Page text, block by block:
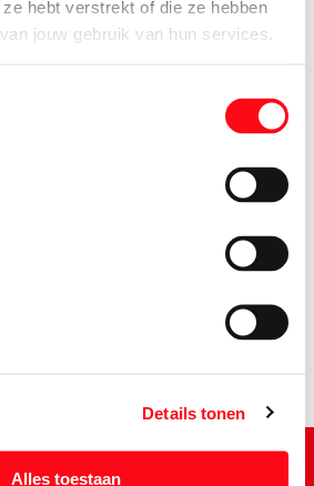
hebt verstrekt of die ze hebben
jouw gebruik van hun services.
Details tonen
Alles toestaan